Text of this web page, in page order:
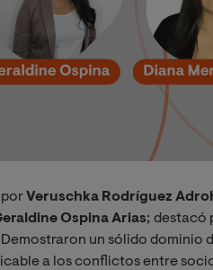
porVeruschka Rodríguez
Ospina Arias; destacó
un sólido dominio
a los conflictos entre